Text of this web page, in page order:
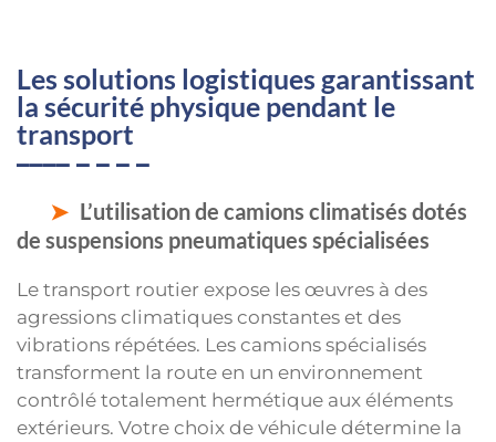
Les solutions logistiques garantissant
la sécurité physique pendant le
transport
L’utilisation de camions climatisés dotés
de suspensions pneumatiques spécialisées
Le transport routier expose les œuvres à des
agressions climatiques constantes et des
vibrations répétées. Les camions spécialisés
transforment la route en un environnement
contrôlé totalement hermétique aux éléments
extérieurs. Votre choix de véhicule détermine la